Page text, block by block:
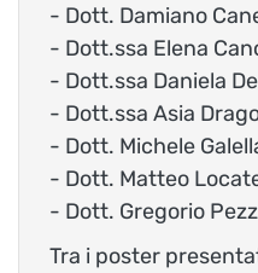
- Dott. Damiano
- Dott.ssa Elena
- Dott.ssa Daniela
- Dott.ssa Asia
- Dott. Michele
- Dott. Matteo
- Dott. Gregorio
Tra i poster